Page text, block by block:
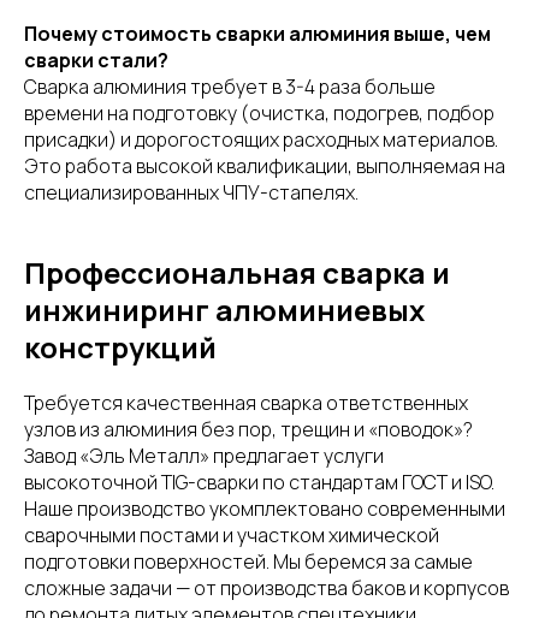
Почему стоимость сварки алюминия выше, чем
сварки стали?
Сварка алюминия требует в 3-4 раза больше
времени на подготовку (очистка, подогрев, подбор
присадки) и дорогостоящих расходных материалов.
Это работа высокой квалификации, выполняемая на
специализированных ЧПУ-стапелях.
Профессиональная сварка и
инжиниринг алюминиевых
конструкций
Требуется качественная сварка ответственных
узлов из алюминия без пор, трещин и «поводок»?
Завод «Эль Металл» предлагает услуги
высокоточной TIG-сварки по стандартам ГОСТ и ISO.
Наше производство укомплектовано современными
сварочными постами и участком химической
подготовки поверхностей. Мы беремся за самые
сложные задачи — от производства баков и корпусов